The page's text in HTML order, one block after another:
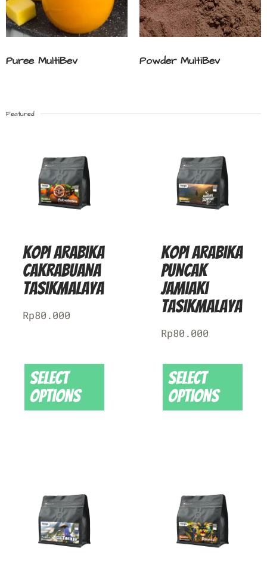
Puree MultiBev Powder MultiBev
Featured
Kopi Arabika
Cakrabuana
Tasikmalaya
Rp80.000
Select
options
Kopi Arabika
Puncak
Jamiaki
Tasikmalaya
Rp80.000
Select
options